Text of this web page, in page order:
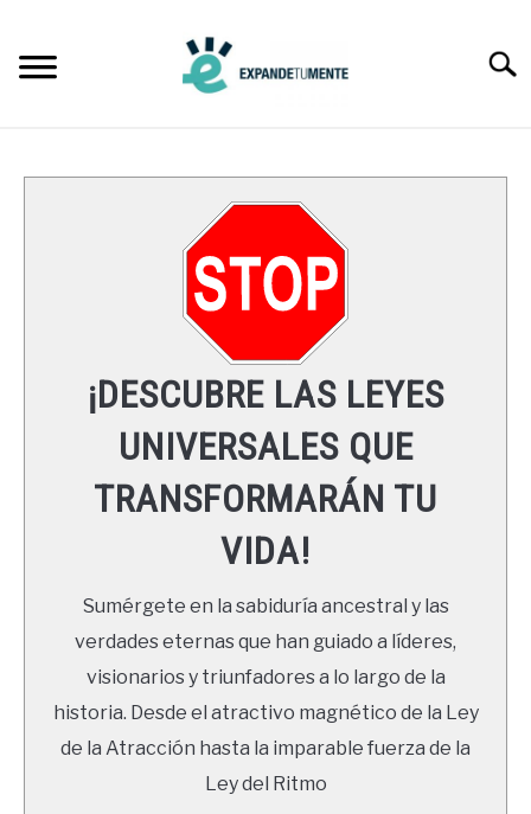
content
LEYES UNIVERSALES
RECURSOS
NEWSLETTER
¡DESCUBRE LAS LEYES
UNIVERSALES QUE
TRANSFORMARÁN TU
VIDA!
Sumérgete en la sabiduría ancestral y las
verdades eternas que han guiado a líderes,
visionarios y triunfadores a lo largo de la
historia. Desde el atractivo magnético de la Ley
de la Atracción hasta la imparable fuerza de la
Ley del Ritmo